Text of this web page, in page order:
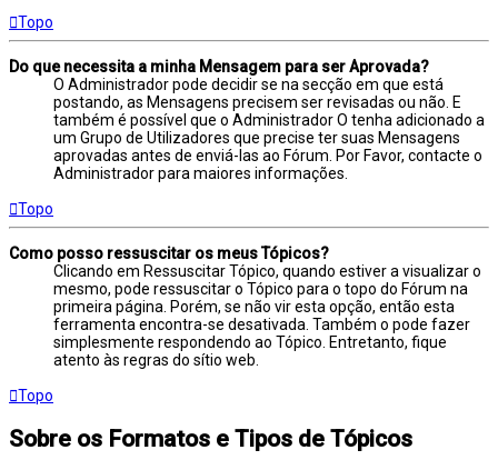
Topo
Do que necessita a minha Mensagem para ser Aprovada?
O Administrador pode decidir se na secção em que está
postando, as Mensagens precisem ser revisadas ou não. E
também é possível que o Administrador O tenha adicionado a
um Grupo de Utilizadores que precise ter suas Mensagens
aprovadas antes de enviá-las ao Fórum. Por Favor, contacte o
Administrador para maiores informações.
Topo
Como posso ressuscitar os meus Tópicos?
Clicando em Ressuscitar Tópico, quando estiver a visualizar o
mesmo, pode ressuscitar o Tópico para o topo do Fórum na
primeira página. Porém, se não vir esta opção, então esta
ferramenta encontra-se desativada. Também o pode fazer
simplesmente respondendo ao Tópico. Entretanto, fique
atento às regras do sítio web.
Topo
Sobre os Formatos e Tipos de Tópicos